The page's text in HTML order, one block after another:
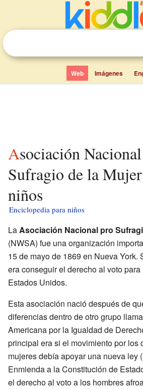
Web Imágenes
Asociación Nacional pro
Sufragio de la
niños
Enciclopedia para niños
LaAsociación Nacional pro
(NWSA) fue una organización
15 de mayo de 1869 en Nueva York.
era conseguir el derecho al voto
Estados Unidos.
Esta asociación nació después de
diferencias dentro de otro grupo
Americana por la Igualdad de
principal era si el movimiento por los
mujeres debía apoyar una nueva ley
Enmienda a la Constitución de
el derecho al voto a los hombres